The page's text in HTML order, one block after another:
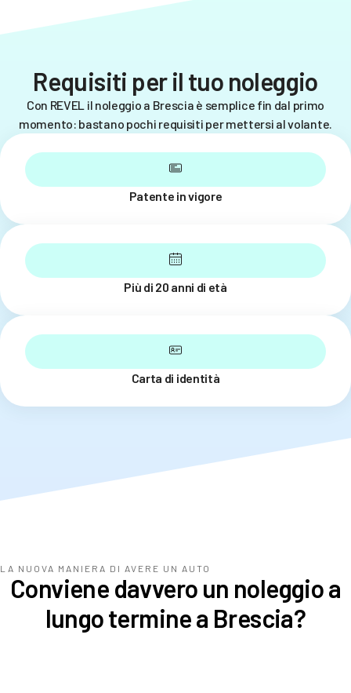
Requisiti per il tuo noleggio
Con REVEL il noleggio a Brescia è semplice fin dal primo
momento: bastano pochi requisiti per mettersi al volante.
Patente in vigore
Più di 20 anni di età
Carta di identità
LA NUOVA MANIERA DI AVERE UN AUTO
Conviene davvero un noleggio a
lungo termine a Brescia?